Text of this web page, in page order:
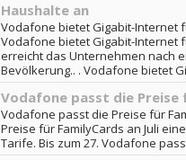
Haushalte an
Vodafone bietet Gigabit-Internet
Vodafone bietet Gigabit-Internet
erreicht das Unternehmen nach
Bevölkerung.. . Vodafone bietet
Vodafone passt die Preise
Vodafone passt die Preise für
Preise für FamilyCards an Juli
Tarife. Bis zum 27. Vodafone